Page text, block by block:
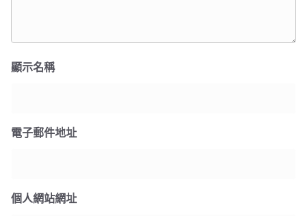
顯示名稱
電子郵件地址
個人網站網址